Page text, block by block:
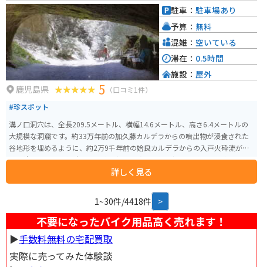
連山を望むことができるなど、ツーリングの休憩場所としても最適です。 道
の駅 たからべを訪れた際には、ぜひ、地元産の食材を使った料理や特産品を
味わってみてください。
鹿児島県 5 （口コミ1件）
#珍スポット
溝ノ口洞穴は、全長209.5メートル、横幅14.6メートル、高さ6.4メートルの
大規模な洞窟です。約33万年前の加久藤カルデラからの噴出物が浸食された
谷地形を埋めるように、約2万9千年前の姶良カルデラからの入戸火砕流が厚
く堆積しました。 洞穴は地下水の浸食と崩落を繰り返し形成され、内部では
硬い溶結凝灰岩への変化や「吹き抜けパイプ」が観察できます。地元の人々
により大切に守られ、春には岩穴祭りが催され、奴踊りや棒踊り、刀踊りが
保全され形成過程が観察できるため、平成25年8月に日本百名洞の一つに選出
されました。また、火山国日本の地形発達を示す貴重な例として、令和3年3
月26日に曽於市初の国指定文化財に指定されました。 洞穴は、霧島山系の湧
き水による侵食により数千年の長い年月をかけて形成され、現在はパワース
ポットとしても注目を浴びています。
詳しく見る
駐車： 駐車場あり
予算： 無料
混雑： 空いている
滞在： 0.5時間
施設： 屋外
1~30件/4418件 >
不要になったバイク用品高く売れます！
▶︎手数料無料の宅配買取
実際に売ってみた体験談